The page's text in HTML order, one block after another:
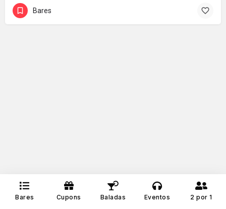
Bares
Bares Cupons Baladas Eventos 2 por 1